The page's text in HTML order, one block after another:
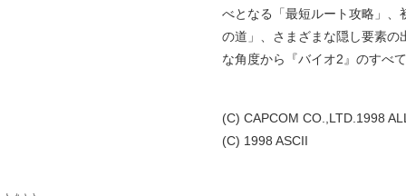
べとなる「最短ルート攻略」
の道」、さまざまな隠し要素
な角度から『バイオ2』のすべ
(C) CAPCOM CO.,LTD.1998
(C) 1998 ASCII